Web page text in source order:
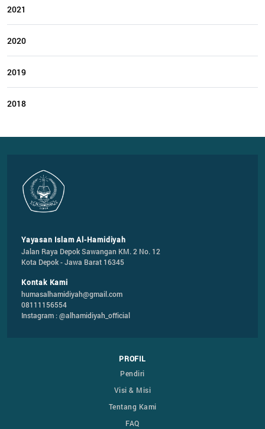
2021
2020
2019
2018
Yayasan Islam Al-Hamidiyah
Jalan Raya Depok Sawangan KM. 2 No. 12
Kota Depok - Jawa Barat 16345
Kontak Kami
humasalhamidiyah@gmail.com
08111156554
Instagram : @alhamidiyah_official
PROFIL
Pendiri
Visi & Misi
Tentang Kami
FAQ